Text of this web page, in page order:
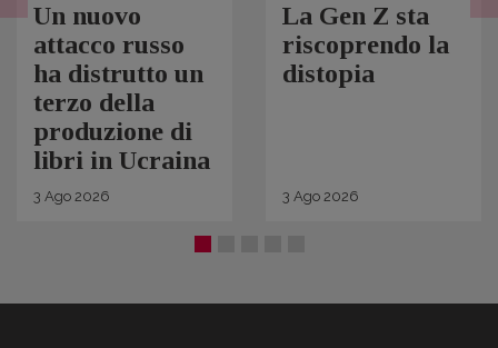
Un nuovo
attacco russo
ha distrutto un
terzo della
produzione di
libri in Ucraina
3 Ago 2026
La Gen Z sta
riscoprendo la
distopia
3 Ago 2026